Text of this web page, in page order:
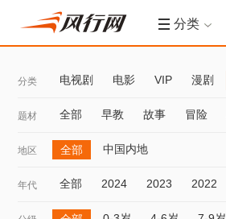
分类
分类 电视剧 电影 VIP 漫剧
题材 全部 早教 故事 冒险
地区 全部 中国内地
年代 全部 2024 2023 2022